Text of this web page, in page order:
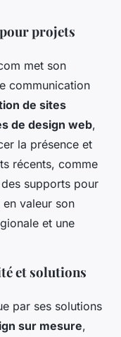
projets
met son
communication
de sites
de design web,
la présence et
récents, comme
supports pour
valeur son
et une
et solutions
par ses solutions
sur mesure,